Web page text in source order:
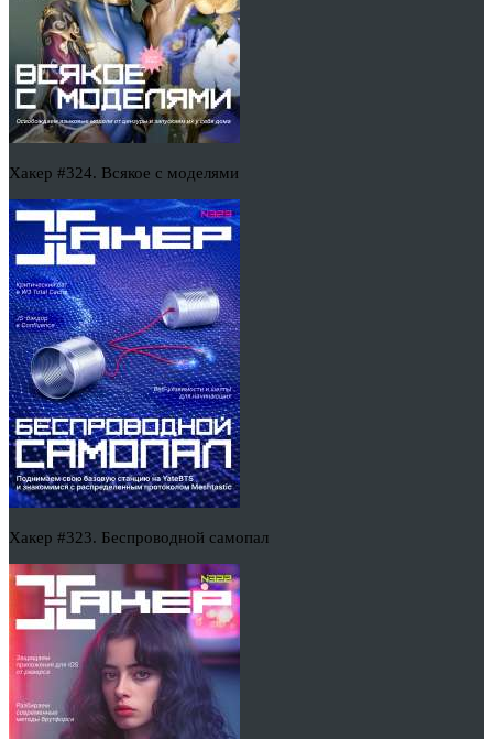
Хакер #324. Всякое с моделями
Хакер #323. Беспроводной самопал